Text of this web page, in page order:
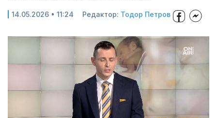
14.05.2026 • 11:24 Редактор: Тодор Петров